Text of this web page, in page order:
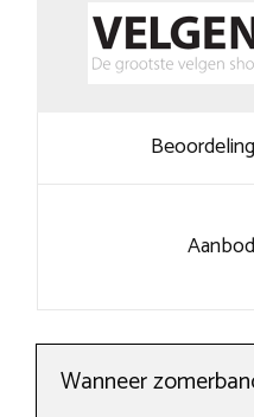
Beoordeling
Aanbod
Wanneer